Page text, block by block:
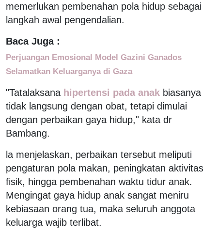
memerlukan pembenahan pola hidup sebagai
langkah awal pengendalian.
Baca Juga :
Perjuangan Emosional Model Gazini Ganados
Selamatkan Keluarganya di Gaza
"Tatalaksana hipertensi pada anak biasanya
tidak langsung dengan obat, tetapi dimulai
dengan perbaikan gaya hidup," kata dr
Bambang.
la menjelaskan, perbaikan tersebut meliputi
pengaturan pola makan, peningkatan aktivitas
fisik, hingga pembenahan waktu tidur anak.
Mengingat gaya hidup anak sangat meniru
kebiasaan orang tua, maka seluruh anggota
keluarga wajib terlibat.